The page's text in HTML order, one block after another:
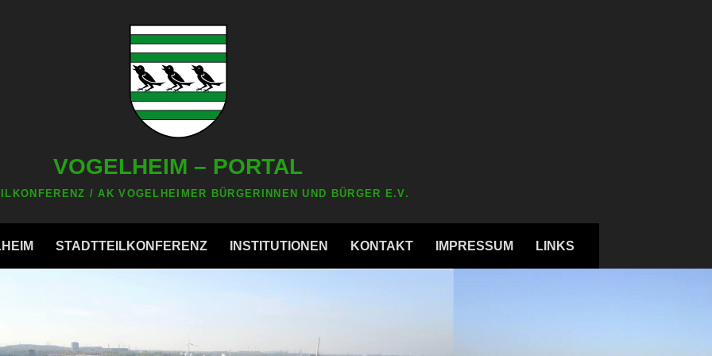
VOGELHEIM – PORTAL
/ AK VOGELHEIMER BÜRGERINNEN UND BÜRGER E.V.
STADTTEILKONFERENZ INSTITUTIONEN KONTAKT IMPRESSUM LINKS